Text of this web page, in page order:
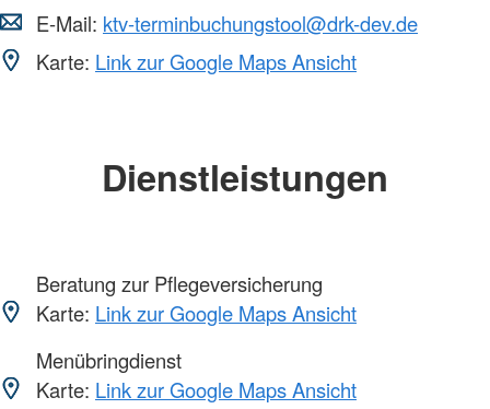
E-Mail: ktv-terminbuchungstool@drk-dev.de
Karte: Link zur Google Maps Ansicht
Dienstleistungen
Beratung zur Pflegeversicherung
Karte: Link zur Google Maps Ansicht
Menübringdienst
Karte: Link zur Google Maps Ansicht